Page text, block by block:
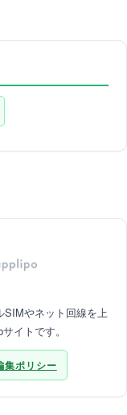
SIMやネット回線を上
イトです。
集ポリシー